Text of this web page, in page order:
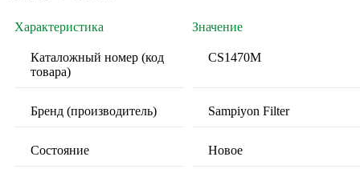
Характеристика Значение
Каталожный номер (код
товара)
CS1470M
Бренд (производитель) Sampiyon Filter
Состояние Новое